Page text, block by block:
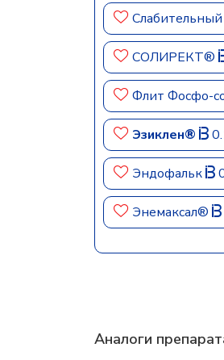
СОЛИРЕКТ®
Флит Фосфо-
Эзиклен®
Эндофальк
Энемаксал®
Аналоги